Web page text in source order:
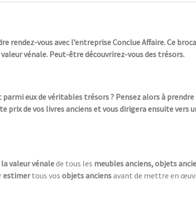
rendez-vous avec l’entreprise Conclue Affaire. Ce
vénale. Peut-être découvrirez-vous des trésors.
eux de véritables trésors ? Pensez alors à
prix de vos livres anciens et vous dirigera ensuite vers
valeur vénalede tous les meubles anciens, objets
estimertous vos objets anciensavant de mettre en